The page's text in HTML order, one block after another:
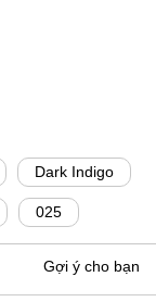
Dark Indigo
025
Gợi ý cho bạn